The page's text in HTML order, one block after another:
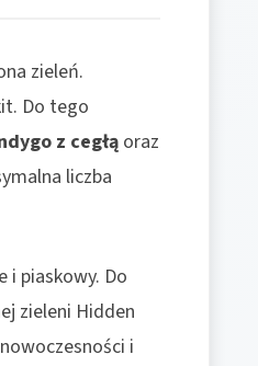
zieleń.
Do tego
z cegłąoraz
liczba
i piaskowy. Do
zieleni Hidden
i